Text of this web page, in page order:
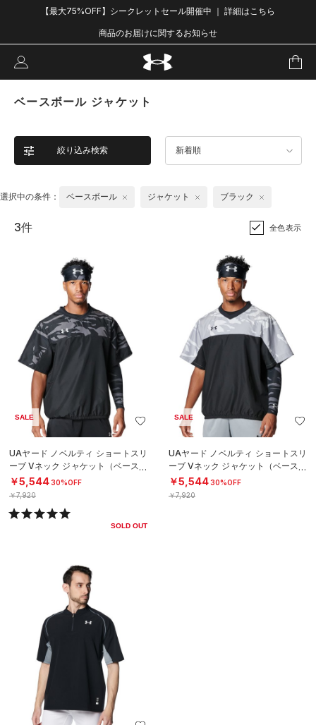
【最大75%OFF】シークレットセール開催中 ｜ 詳細はこちら
商品のお届けに関するお知らせ
ベースボール ジャケット
絞り込み検索 新着順
選択中の条件： ベースボール ジャケット ブラック
3件 全色表示
SALE
UAヤード ノベルティ ショートスリ
ーブ Vネック ジャケット（ベースボ
ール/MEN）
￥5,54430%OFF
￥7,920
SOLD OUT
SALE
UAヤード ノベルティ ショートスリ
ーブ Vネック ジャケット（ベースボ
ール/MEN）
￥5,54430%OFF
￥7,920